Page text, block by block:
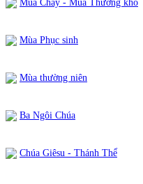
Mùa Chay - Mùa Thương khó
Mùa Phục sinh
Mùa thường niên
Ba Ngôi Chúa
Chúa Giêsu - Thánh Thể